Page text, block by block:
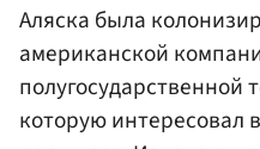
Аляска была
американской
полугосударственной
которую интересовал